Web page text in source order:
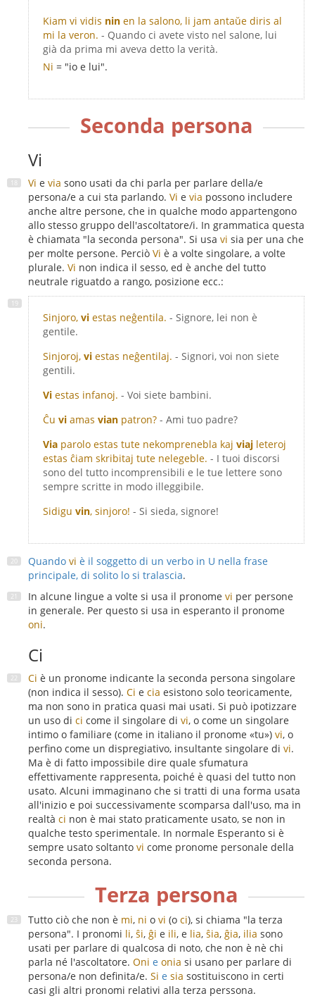
Kiam vi vidis nin en la salono, li jam antaŭe diris al
mi la veron. - Quando ci avete visto nel salone, lui
già da prima mi aveva detto la verità.
Ni = "io e lui".
Seconda persona
Vi
Vi e via sono usati da chi parla per parlare della/e
persona/e a cui sta parlando. Vi e via possono includere
anche altre persone, che in qualche modo appartengono
allo stesso gruppo dell'ascoltatore/i. In grammatica questa
è chiamata "la seconda persona". Si usa vi sia per una che
per molte persone. Perciò Vi è a volte singolare, a volte
plurale. Vi non indica il sesso, ed è anche del tutto
neutrale riguatdo a rango, posizione ecc.:
Sinjoro, vi estas neĝentila. - Signore, lei non è
gentile.
Sinjoroj, vi estas neĝentilaj. - Signori, voi non siete
gentili.
Vi estas infanoj. - Voi siete bambini.
Ĉu vi amas vian patron? - Ami tuo padre?
Via parolo estas tute nekomprenebla kaj viaj leteroj
estas ĉiam skribitaj tute nelegeble. - I tuoi discorsi
sono del tutto incomprensibili e le tue lettere sono
sempre scritte in modo illeggibile.
Sidigu vin, sinjoro! - Si sieda, signore!
Quando vi è il soggetto di un verbo in U nella frase
principale, di solito lo si tralascia.
In alcune lingue a volte si usa il pronome vi per persone
in generale. Per questo si usa in esperanto il pronome
oni.
Ci
Ci è un pronome indicante la seconda persona singolare
(non indica il sesso). Ci e cia esistono solo teoricamente,
ma non sono in pratica quasi mai usati. Si può ipotizzare
un uso di ci come il singolare di vi, o come un singolare
intimo o familiare (come in italiano il pronome «tu») vi, o
perfino come un dispregiativo, insultante singolare di vi.
Ma è di fatto impossibile dire quale sfumatura
effettivamente rappresenta, poiché è quasi del tutto non
usato. Alcuni immaginano che si tratti di una forma usata
all'inizio e poi successivamente scomparsa dall'uso, ma in
realtà ci non è mai stato praticamente usato, se non in
qualche testo sperimentale. In normale Esperanto si è
sempre usato soltanto vi come pronome personale della
seconda persona.
Terza persona
Tutto ciò che non è mi, ni o vi (o ci), si chiama "la terza
persona". I pronomi li, ŝi, ĝi e ili, e lia, ŝia, ĝia, ilia sono
usati per parlare di qualcosa di noto, che non è nè chi
parla né l'ascoltatore. Oni e onia si usano per parlare di
persona/e non definita/e. Si e sia sostituiscono in certi
casi gli altri pronomi relativi alla terza perssona.